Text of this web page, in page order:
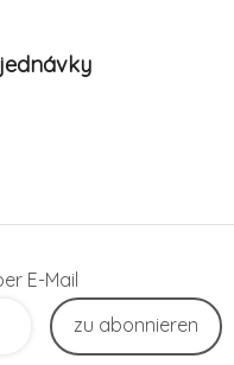
E-Mail
zu abonnieren